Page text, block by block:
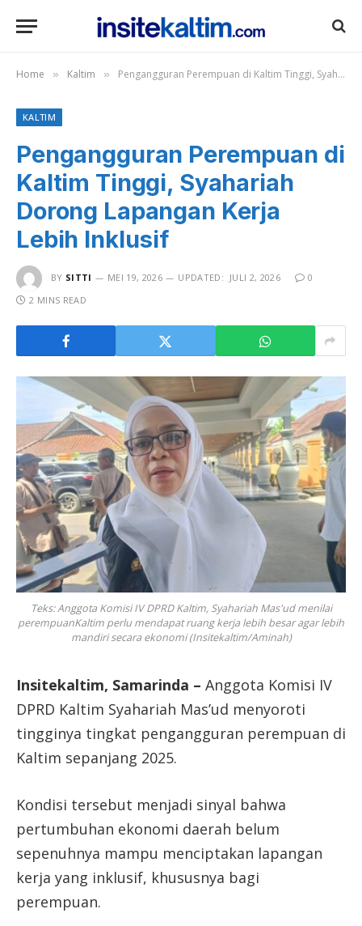
Home » Kaltim » Pengangguran Perempuan di Kaltim Tinggi, Syahariah Dorong Lapangan Kerja Lebih Inklusif
KALTIM
Pengangguran Perempuan di
Kaltim Tinggi, Syahariah
Dorong Lapangan Kerja
Lebih Inklusif
BY SITTI MEI 19, 2026 UPDATED: JULI 2, 2026
0
2 MINS READ
Teks: Anggota Komisi IV DPRD Kaltim, Syahariah Mas'ud menilai
perempuanKaltim perlu mendapat ruang kerja lebih besar agar lebih
mandiri secara ekonomi (Insitekaltim/Aminah)
Insitekaltim, Samarinda – Anggota Komisi IV
DPRD Kaltim Syahariah Mas’ud menyoroti
tingginya tingkat pengangguran perempuan di
Kaltim sepanjang 2025.
Kondisi tersebut menjadi sinyal bahwa
pertumbuhan ekonomi daerah belum
sepenuhnya mampu menciptakan lapangan
kerja yang inklusif, khususnya bagi
perempuan.